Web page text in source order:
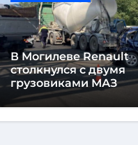
В Могилеве Renault
столкнулся с двумя
грузовиками МАЗ